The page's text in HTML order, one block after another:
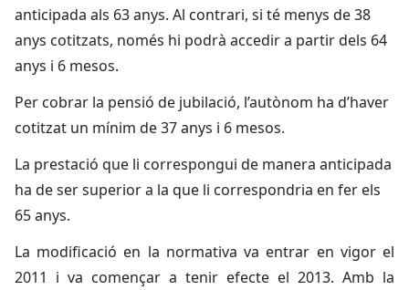
anticipada als 63 anys. Al contrari, si té menys de 38
anys cotitzats, només hi podrà accedir a partir dels 64
anys i 6 mesos.
Per cobrar la pensió de jubilació, l’autònom ha d’haver
cotitzat un mínim de 37 anys i 6 mesos.
La prestació que li correspongui de manera anticipada
ha de ser superior a la que li correspondria en fer els
65 anys.
La modificació en la normativa va entrar en vigor el
2011 i va començar a tenir efecte el 2013. Amb la